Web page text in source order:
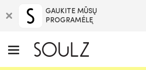
GAUKITE MŪSŲ
PROGRAMĖLĘ